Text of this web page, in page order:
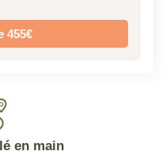
455€
en main